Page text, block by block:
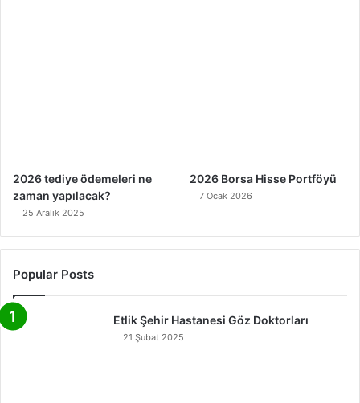
2026 tediye ödemeleri ne
zaman yapılacak?
25 Aralık 2025
2026 Borsa Hisse Portföyü
7 Ocak 2026
Popular Posts
Etlik Şehir Hastanesi Göz Doktorları
21 Şubat 2025